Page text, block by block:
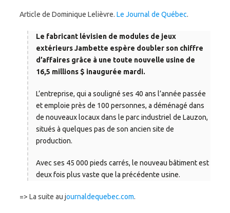
Article de Dominique Lelièvre. Le Journal de Québec.
Le fabricant lévisien de modules de jeux
extérieurs Jambette espère doubler son chiffre
d’affaires grâce à une toute nouvelle usine de
16,5 millions $ inaugurée mardi.
L’entreprise, qui a souligné ses 40 ans l’année passée
et emploie près de 100 personnes, a déménagé dans
de nouveaux locaux dans le parc industriel de Lauzon,
situés à quelques pas de son ancien site de
production.
Avec ses 45 000 pieds carrés, le nouveau bâtiment est
deux fois plus vaste que la précédente usine.
=> La suite au journaldequebec.com.